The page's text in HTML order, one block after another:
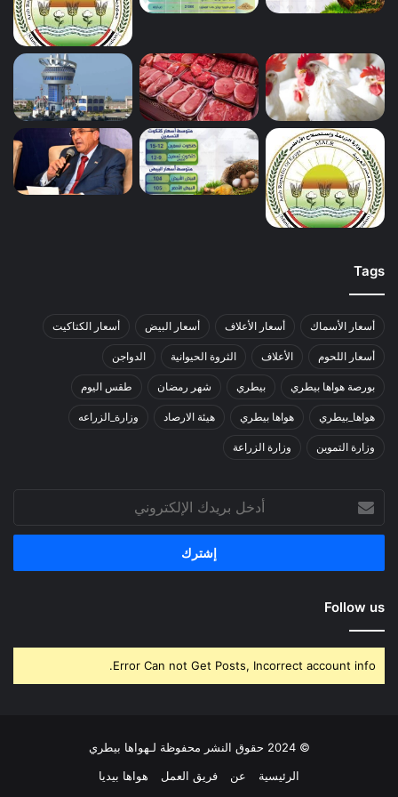
Tags
أسعار الأسماك أسعار الأعلاف أسعار البيض أسعار الكتاكيت
أسعار اللحوم الأعلاف الثروة الحيوانية الدواجن
بورصة هواها بيطري بيطري شهر رمضان طقس اليوم
هواها_بيطري هواها بيطري هيئة الارصاد وزارة_الزراعه
وزارة التموين وزارة الزراعة
بريدك
الإلكتروني
Follow us
Error Can not Get Posts, Incorrect account info.
© 2024 حقوق النشر محفوظة لـهواها بيطري
الرئيسية
عن فريق العمل هواها بيديا